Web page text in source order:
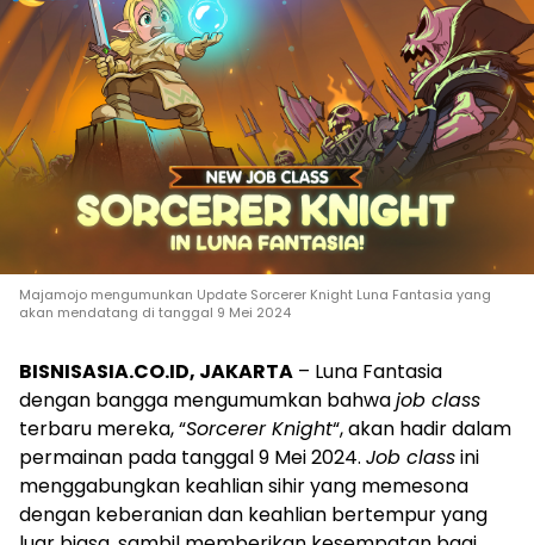
Majamojo mengumunkan Update Sorcerer Knight Luna Fantasia yang
akan mendatang di tanggal 9 Mei 2024
BISNISASIA.CO.ID, JAKARTA – Luna Fantasia
dengan bangga mengumumkan bahwajob class
terbaru mereka, “Sorcerer Knight“, akan hadir dalam
permainan pada tanggal 9 Mei 2024. Job classini
menggabungkan keahlian sihir yang memesona
dengan keberanian dan keahlian bertempur yang